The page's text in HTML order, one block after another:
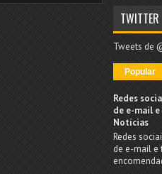
TWITTER
Tweets de
Popular
Redes
de e-mail
Notícias
Redes
de e-mail e